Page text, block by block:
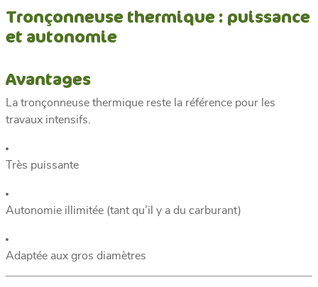
Tronçonneuse thermique : puissance
et autonomie
Avantages
La tronçonneuse thermique reste la référence pour les
travaux intensifs.
Très puissante
Autonomie illimitée (tant qu’il y a du carburant)
Adaptée aux gros diamètres